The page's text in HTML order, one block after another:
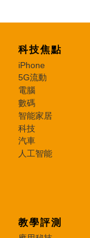
科技焦點
iPhone
5G流動
電腦
數碼
智能家居
科技
汽車
人工智能
教學評測